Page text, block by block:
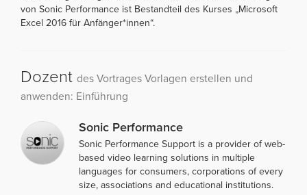
von Sonic Performance ist Bestandteil des Kurses „Microsoft
Excel 2016 für Anfänger*innen“.
Dozent des Vortrages Vorlagen erstellen und
anwenden: Einführung
Sonic Performance
Sonic Performance Support is a provider of web-
based video learning solutions in multiple
languages for consumers, corporations of every
size, associations and educational institutions.